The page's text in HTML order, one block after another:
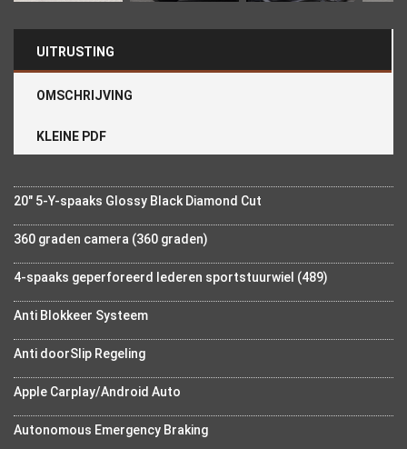
UITRUSTING
OMSCHRIJVING
KLEINE PDF
20" 5-Y-spaaks Glossy Black Diamond Cut
360 graden camera (360 graden)
4-spaaks geperforeerd lederen sportstuurwiel (489)
Anti Blokkeer Systeem
Anti doorSlip Regeling
Apple Carplay/Android Auto
Autonomous Emergency Braking